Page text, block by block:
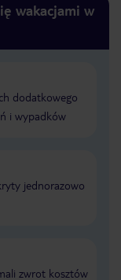
wakacjami w
dodatkowego
i wypadków
jednorazowo
zwrot kosztów